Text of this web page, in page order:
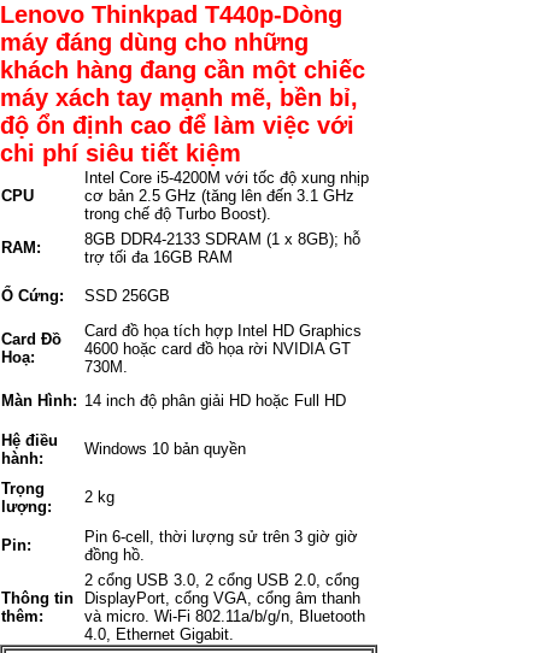
Lenovo Thinkpad T440p-Dòng
máy đáng dùng cho những
khách hàng đang cần một chiếc
máy xách tay mạnh mẽ, bền bỉ,
độ ổn định cao để làm việc với
chi phí siêu tiết kiệm
CPU
Intel Core i5-4200M với tốc độ xung nhịp
cơ bản 2.5 GHz (tăng lên đến 3.1 GHz
trong chế độ Turbo Boost).
RAM:
8GB DDR4-2133 SDRAM (1 x 8GB); hỗ
trợ tối đa 16GB RAM
Ổ Cứng: SSD 256GB
Card Đồ
Hoạ:
Card đồ họa tích hợp Intel HD Graphics
4600 hoặc card đồ họa rời NVIDIA GT
730M.
Màn Hình: 14 inch độ phân giải HD hoặc Full HD
Hệ điều
hành:
Windows 10 bản quyền
Trọng
lượng:
2 kg
Pin:
Pin 6-cell, thời lượng sử trên 3 giờ giờ
đồng hồ.
Thông tin
thêm:
2 cổng USB 3.0, 2 cổng USB 2.0, cổng
DisplayPort, cổng VGA, cổng âm thanh
và micro. Wi-Fi 802.11a/b/g/n, Bluetooth
4.0, Ethernet Gigabit.